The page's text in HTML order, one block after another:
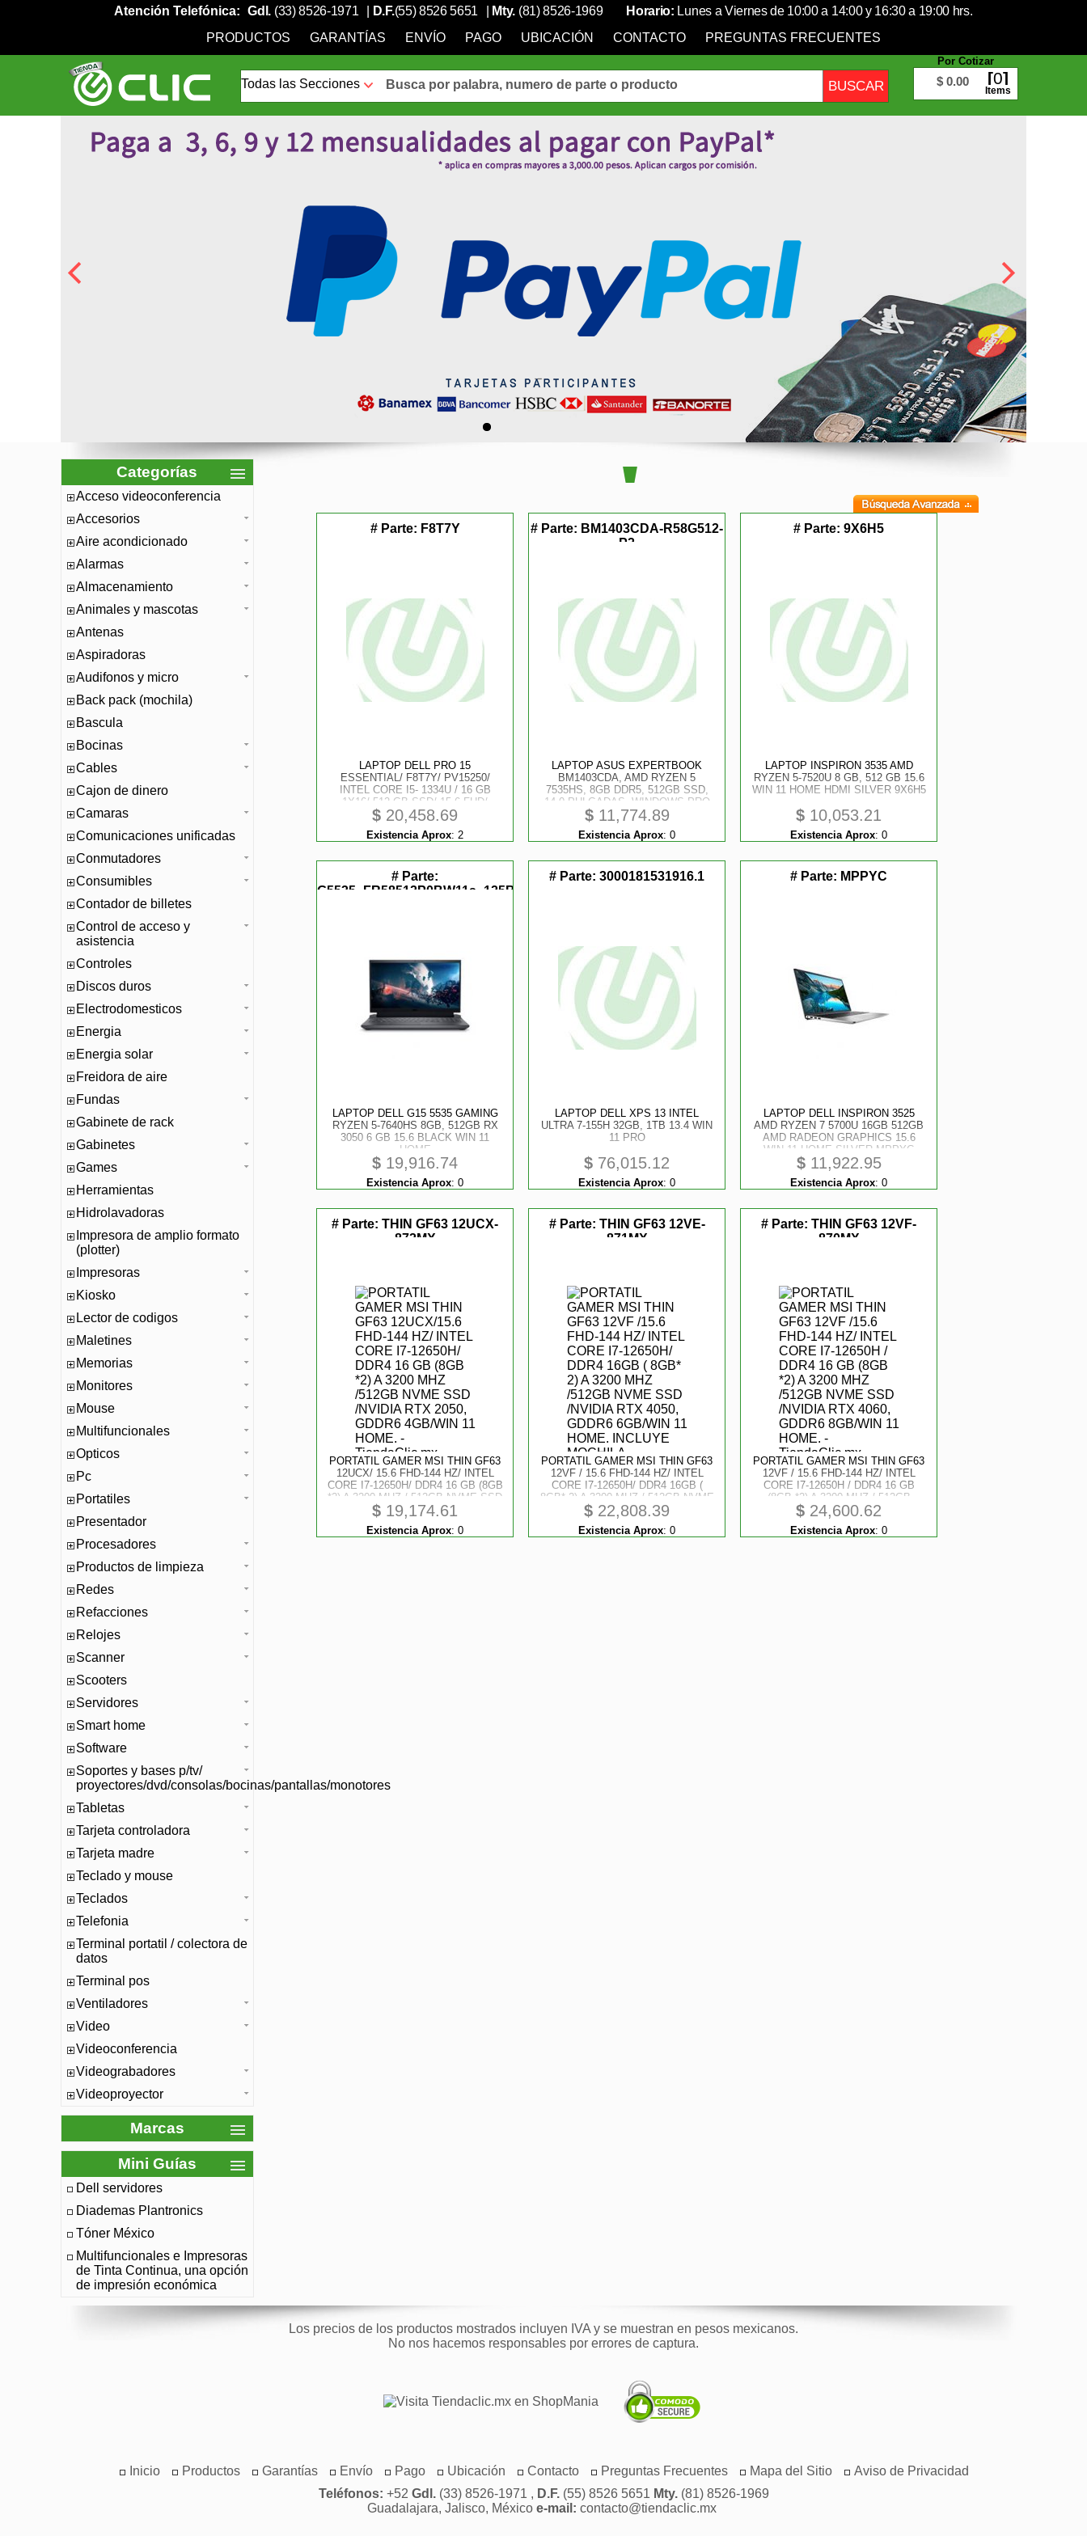
Atención Telefónica: Gdl. (33) 8526-1971 D.F.(55) 8526 5651 Mty. (81) 8526-1969 Horario: Lunes a Viernes de 10:00 a 14:00 y 16:30 a 19:00 hrs.
PRODUCTOS
GARANTÍAS ENVÍO PAGO UBICACIÓN CONTACTO PREGUNTAS FRECUENTES
Por Cotizar
$ 0.00 0
Items
Categorías
Acceso videoconferencia
Accesorios
Aire acondicionado
Alarmas
Almacenamiento
Animales y mascotas
Antenas
Aspiradoras
Audifonos y micro
Back pack (mochila)
Bascula
Bocinas
Cables
Cajon de dinero
Camaras
Comunicaciones unificadas
Conmutadores
Consumibles
Contador de billetes
Control de acceso y
asistencia
Controles
Discos duros
Electrodomesticos
Energia
Energia solar
Freidora de aire
Fundas
Gabinete de rack
Gabinetes
Games
Herramientas
Hidrolavadoras
Impresora de amplio formato
(plotter)
Impresoras
Kiosko
Lector de codigos
Maletines
Memorias
Monitores
Mouse
Multifuncionales
Opticos
Pc
Portatiles
Presentador
Procesadores
Productos de limpieza
Redes
Refacciones
Relojes
Scanner
Scooters
Servidores
Smart home
Software
Soportes y bases p/tv/
proyectores/dvd/consolas/bocinas/pantallas/monotores
Tabletas
Tarjeta controladora
Tarjeta madre
Teclado y mouse
Teclados
Telefonia
Terminal portatil / colectora de
datos
Terminal pos
Ventiladores
Video
Videoconferencia
Videograbadores
Videoproyector
Marcas
Mini Guías
Dell servidores
Diademas Plantronics
Tóner México
Multifuncionales e Impresoras
de Tinta Continua, una opción
de impresión económica
# Parte: F8T7Y
LAPTOP DELL PRO 15
ESSENTIAL/ F8T7Y/ PV15250/
INTEL CORE I5- 1334U / 16 GB
1X16/ 512 GB SSD/ 15.6 FHD/
WIN11 PRO/ 1 AÑO DE GARANTA
NBD/ 1 AÑO ANTIVIRUS MCAFEE
$ 20,458.69
Existencia Aprox: 2
# Parte: BM1403CDA-R58G512-
P2
LAPTOP ASUS EXPERTBOOK
BM1403CDA, AMD RYZEN 5
7535HS, 8GB DDR5, 512GB SSD,
14.0 PULGADAS, WINDOWS PRO
11, COLOR GENTLE GREY, 3 AÑO
DE GARANTA.
$11,774.89
Existencia Aprox: 0
# Parte:9X6H5
LAPTOP INSPIRON 3535 AMD
RYZEN 5-7520U 8 GB, 512 GB 15.6
WIN 11 HOME HDMI SILVER 9X6H5
$ 10,053.21
Existencia Aprox: 0
# Parte:
G5535_FR58512P0BW11s_125B
LAPTOP DELL G15 5535 GAMING
RYZEN 5-7640HS 8GB, 512GB RX
3050 6 GB 15.6 BLACK WIN 11
HOME
$ 19,916.74
Existencia Aprox: 0
# Parte:3000181531916.1
LAPTOP DELL XPS 13 INTEL
ULTRA 7-155H 32GB, 1TB 13.4 WIN
11 PRO
$ 76,015.12
Existencia Aprox: 0
# Parte: MPPYC
LAPTOP DELL INSPIRON 3525
AMD RYZEN 7 5700U 16GB 512GB
AMD RADEON GRAPHICS 15.6
WIN 11 HOME SILVER MPPYC
$11,922.95
Existencia Aprox: 0
# Parte:THIN GF63 12UCX-
872MX
PORTATIL GAMER MSI THIN GF63
12UCX/ 15.6 FHD-144 HZ/ INTEL
CORE I7-12650H/ DDR4 16 GB (8GB
*2) A 3200 MHZ / 512GB NVME SSD
/ NVIDIA RTX 2050, GDDR6 4GB/
WIN 11 HOME.
$ 19,174.61
Existencia Aprox: 0
# Parte: THIN GF63 12VE-
871MX
PORTATIL GAMER MSI THIN GF63
12VF / 15.6 FHD-144 HZ/ INTEL
CORE I7-12650H/ DDR4 16GB (
8GB* 2) A 3200 MHZ / 512GB NVME
SSD / NVIDIA RTX 4050, GDDR6
6GB/ WIN 11 HOME. INCLUYE
MOCHILA
$ 22,808.39
Existencia Aprox: 0
# Parte:THIN GF63 12VF-
870MX
PORTATIL GAMER MSI THIN GF63
12VF / 15.6 FHD-144 HZ/ INTEL
CORE I7-12650H / DDR4 16 GB
(8GB *2) A 3200 MHZ / 512GB
NVME SSD / NVIDIA RTX 4060,
GDDR6 8GB/ WIN 11 HOME.
$ 24,600.62
Existencia Aprox: 0
Los precios de los productos mostrados incluyen IVA y se muestran en pesos mexicanos.
No nos hacemos responsables por errores de captura.
Inicio Productos Garantías Envío Pago Ubicación Contacto Preguntas Frecuentes Mapa del Sitio
Aviso de Privacidad
Teléfonos: +52 Gdl.(33) 8526-1971 , D.F.(55) 8526 5651 Mty.(81) 8526-1969
Guadalajara, Jalisco, México e-mail: contacto@tiendaclic.mx